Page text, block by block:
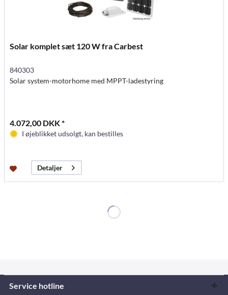
Solar komplet sæt 120 W fra Carbest
840303
Solar system-motorhome med MPPT-ladestyring
4.072,00 DKK *
I øjeblikket udsolgt, kan bestilles
Detaljer
Service hotline